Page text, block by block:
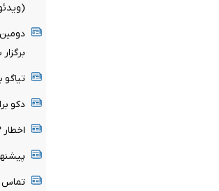
دکو
اخطار ۲۲ میلیونی رئال مادرید به ستاره برزیلی
پیشنهاد ۵۵ میلیون پوندی
تماس